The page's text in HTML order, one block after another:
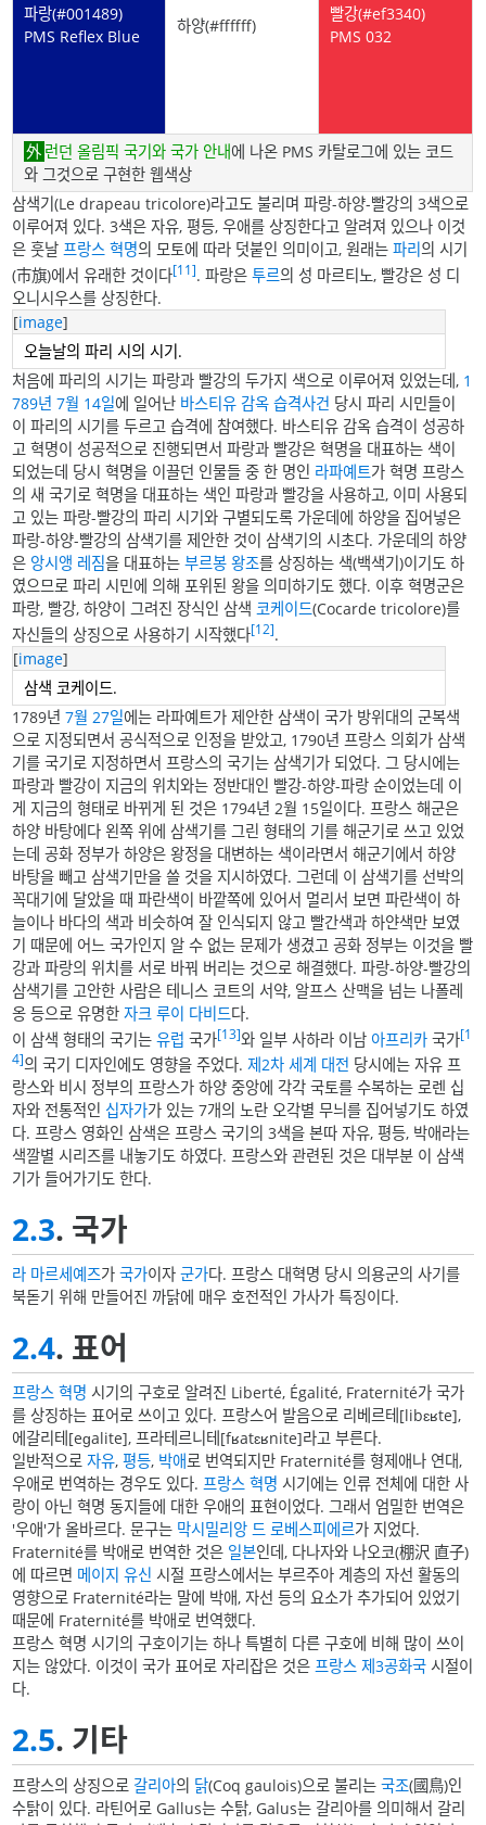
파랑(#001489)
PMS Reflex Blue
하양(#ffffff)
빨강(#ef3340)
PMS 032
런던 올림픽 국기와 국가 안내에 나온 PMS 카탈로그에 있는 코드
와 그것으로 구현한 웹색상
삼색기(Le drapeau tricolore)라고도 불리며 파랑-하양-빨강의 3색으로
이루어져 있다. 3색은 자유, 평등, 우애를 상징한다고 알려져 있으나 이것
은 훗날프랑스 혁명의 모토에 따라 덧붙인 의미이고, 원래는파리의 시기
(市旗)에서 유래한 것이다[11]. 파랑은투르의 성 마르티노, 빨강은 성 디
오니시우스를 상징한다.
[image]
오늘날의 파리 시의 시기.
처음에 파리의 시기는 파랑과 빨강의 두가지 색으로 이루어져 있었는데, 1
789년 7월 14일에 일어난 바스티유 감옥 습격사건 당시 파리 시민들이
이 파리의 시기를 두르고 습격에 참여했다. 바스티유 감옥 습격이 성공하
고 혁명이 성공적으로 진행되면서 파랑과 빨강은 혁명을 대표하는 색이
되었는데 당시 혁명을 이끌던 인물들 중 한 명인 라파예트가 혁명 프랑스
의 새 국기로 혁명을 대표하는 색인 파랑과 빨강을 사용하고, 이미 사용되
고 있는 파랑-빨강의 파리 시기와 구별되도록 가운데에 하양을 집어넣은
파랑-하양-빨강의 삼색기를 제안한 것이 삼색기의 시초다. 가운데의 하양
은 앙시앵 레짐을 대표하는부르봉 왕조를 상징하는 색(백색기)이기도 하
였으므로 파리 시민에 의해 포위된 왕을 의미하기도 했다. 이후 혁명군은
파랑, 빨강, 하양이 그려진 장식인 삼색 코케이드(Cocarde tricolore)를
자신들의 상징으로 사용하기 시작했다[12].
[image]
삼색 코케이드.
1789년7월 27일에는 라파예트가 제안한 삼색이 국가 방위대의 군복색
으로 지정되면서 공식적으로 인정을 받았고, 1790년 프랑스 의회가 삼색
기를 국기로 지정하면서 프랑스의 국기는 삼색기가 되었다. 그 당시에는
파랑과 빨강이 지금의 위치와는 정반대인 빨강-하양-파랑 순이었는데 이
게 지금의 형태로 바뀌게 된 것은 1794년 2월 15일이다. 프랑스 해군은
하양 바탕에다 왼쪽 위에 삼색기를 그린 형태의 기를 해군기로 쓰고 있었
는데 공화 정부가 하양은 왕정을 대변하는 색이라면서 해군기에서 하양
바탕을 빼고 삼색기만을 쓸 것을 지시하였다. 그런데 이 삼색기를 선박의
꼭대기에 달았을 때 파란색이 바깥쪽에 있어서 멀리서 보면 파란색이 하
늘이나 바다의 색과 비슷하여 잘 인식되지 않고 빨간색과 하얀색만 보였
기 때문에 어느 국가인지 알 수 없는 문제가 생겼고 공화 정부는 이것을 빨
강과 파랑의 위치를 서로 바꿔 버리는 것으로 해결했다. 파랑-하양-빨강의
삼색기를 고안한 사람은 테니스 코트의 서약, 알프스 산맥을 넘는 나폴레
옹 등으로 유명한자크 루이 다비드다.
이 삼색 형태의 국기는유럽 국가[13]와 일부 사하라 이남 아프리카 국가[1
4]의 국기 디자인에도 영향을 주었다.제2차 세계 대전 당시에는 자유 프
랑스와 비시 정부의 프랑스가 하양 중앙에 각각 국토를 수복하는 로렌 십
자와 전통적인 십자가가 있는 7개의 노란 오각별 무늬를 집어넣기도 하였
다. 프랑스 영화인 삼색은 프랑스 국기의 3색을 본따 자유, 평등, 박애라는
색깔별 시리즈를 내놓기도 하였다. 프랑스와 관련된 것은 대부분 이 삼색
기가 들어가기도 한다.
2.3. 국가
라 마르세예즈가국가이자군가다. 프랑스 대혁명 당시 의용군의 사기를
북돋기 위해 만들어진 까닭에 매우 호전적인 가사가 특징이다.
2.4. 표어
프랑스 혁명 시기의 구호로 알려진 Liberté, Égalité, Fraternité가 국가
를 상징하는 표어로 쓰이고 있다. 프랑스어 발음으로 리베르테[libɛʁte],
에갈리테[eɡalite], 프라테르니테[fʁatɛʁnite]라고 부른다.
일반적으로자유,평등, 박애로 번역되지만 Fraternité를 형제애나 연대,
우애로 번역하는 경우도 있다.프랑스 혁명 시기에는 인류 전체에 대한 사
랑이 아닌 혁명 동지들에 대한 우애의 표현이었다. 그래서 엄밀한 번역은
'우애'가 올바르다. 문구는 막시밀리앙 드 로베스피에르가 지었다.
Fraternité를 박애로 번역한 것은 일본인데, 다나자와 나오코(棚沢 直子)
에 따르면 메이지 유신 시절 프랑스에서는 부르주아 계층의 자선 활동의
영향으로 Fraternité라는 말에 박애, 자선 등의 요소가 추가되어 있었기
때문에 Fraternité를 박애로 번역했다.
프랑스 혁명 시기의 구호이기는 하나 특별히 다른 구호에 비해 많이 쓰이
지는 않았다. 이것이 국가 표어로 자리잡은 것은프랑스 제3공화국 시절이
다.
2.5. 기타
프랑스의 상징으로 갈리아의 닭(Coq gaulois)으로 불리는국조(國鳥)인
수탉이 있다. 라틴어로 Gallus는 수탉, Galus는 갈리아를 의미해서 갈리